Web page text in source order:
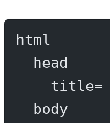
html
head
title=
body